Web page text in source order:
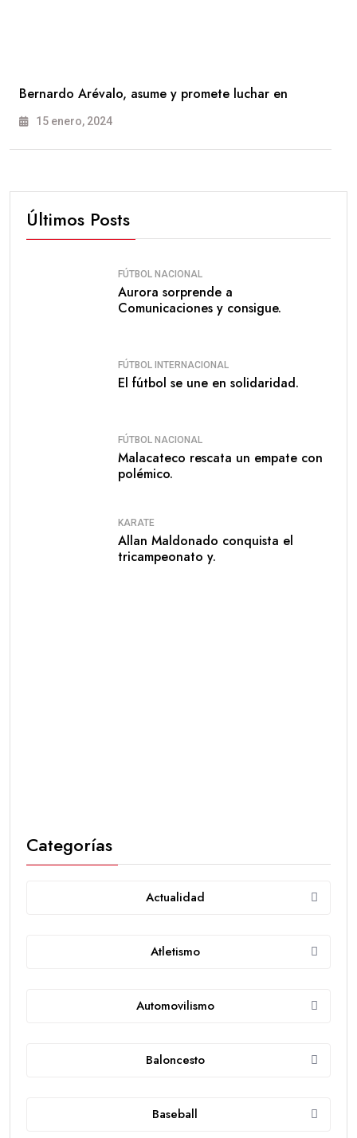
Bernardo Arévalo, asume y promete luchar en
15 enero, 2024
Últimos Posts
FÚTBOL NACIONAL
Aurora sorprende a
Comunicaciones y consigue.
FÚTBOL INTERNACIONAL
El fútbol se une en solidaridad.
FÚTBOL NACIONAL
Malacateco rescata un empate con
polémico.
KARATE
Allan Maldonado conquista el
tricampeonato y.
Categorías
Actualidad
Atletismo
Automovilismo
Baloncesto
Baseball